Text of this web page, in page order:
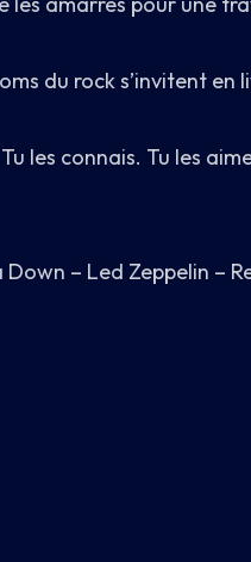
du rock s’invitent
les connais. Tu les
– Led Zeppelin –